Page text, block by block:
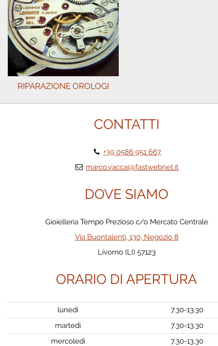
RIPARAZIONE OROLOGI
CONTATTI
+39 0586 951 667
marco.vaccai@fastwebnet.it
DOVE SIAMO
Gioielleria Tempo Prezioso c/o Mercato Centrale
Via Buontalenti, 130, Negozio 8
Livorno (LI) 57123
ORARIO DI APERTURA
lunedì
7.30-13.30
martedì
7.30-13.30
mercoledì
7.30-13.30